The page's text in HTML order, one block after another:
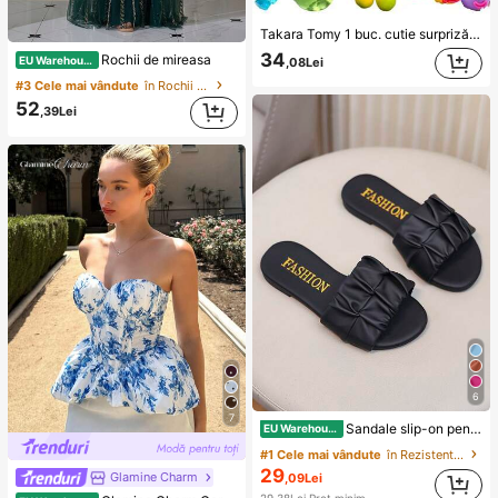
EU Warehouse Rochii de mireasa
#3 Cele mai vândute în Rochii de mireasă
52,39Lei
7
Glamine Charm
#1 Cele mai vândute
în Multicolor Topuri moi de zi cu zi
Takara Tomy 1 buc. cutie surpriză cu jucării de strêsare și relaxare în stil mixt, include ursuleț transparent din gel, meduză cu sclipici, bilă fluidă în formă de picătură de apă, bol mic perlat, tort pizza realist, bilă cu expresie amuzantă și alte jucării moi din cauciuc pentru detensionare, deschidere aleatorie plină de distracție, moale și elastică, cu revenire lină la strângere repetată, mic ornament decorativ pentru birou, jucărie portabilă anti-plictiseală pentru navetă, potrivită pentru cadouri de petrecere, tombolă în clasă și cadouri de sărbători
34,08Lei
6
EU Warehouse Sandale slip-on pentru copii, pantofi plași de vară, sandale noi cu baretă, pantofi de plajă drăguți pentru fete, pentru întoarcerea la școală
#1 Cele mai vândute în Rezistent la uzură Papuci de casă pentru copii
29 ,09Lei